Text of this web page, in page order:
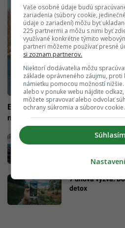
Európska destinácia žiada
mobilné telefóny. Dôvod ťa
PRIESKUM:
7 dňová výzva:
detox
Vaše osobné údaje budú
zariadenia (súbory cookie,
údaje o zariadení) môžu byť
225 partnermi a môžu s nimi byť
využívané konkrétne týmito
partneri môžeme používať presné
si zoznam partnerov.
Niektorí dodávatelia môžu
základe oprávneného záujmu,
námietku pomocou možností
alebo v ponuke webu nájdite
môžete spravovať alebo odvolať
ochrany súkromia a súborov cookie.
Súhlasím